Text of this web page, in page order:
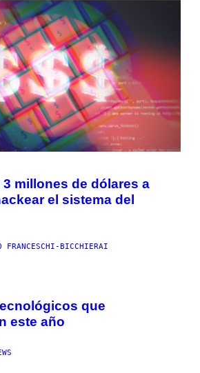
millones de dólares a
el sistema del
FRANCESCHI-BICCHIERAI
que
este año